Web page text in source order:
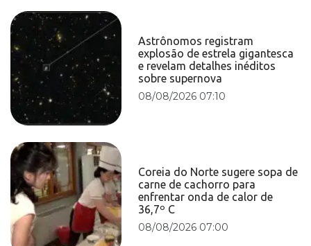
Astrônomos registram
explosão de estrela gigantesca
e revelam detalhes inéditos
sobre supernova
08/08/2026 07:10
Coreia do Norte sugere sopa de
carne de cachorro para
enfrentar onda de calor de
36,7º C
08/08/2026 07:00